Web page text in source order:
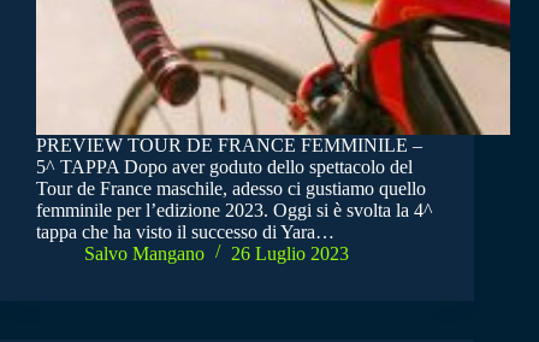
PREVIEW TOUR DE FRANCE FEMMINILE –
5^ TAPPA Dopo aver goduto dello spettacolo del
Tour de France maschile, adesso ci gustiamo quello
femminile per l’edizione 2023. Oggi si è svolta la 4^
tappa che ha visto il successo di Yara…
Salvo Mangano
26 Luglio 2023